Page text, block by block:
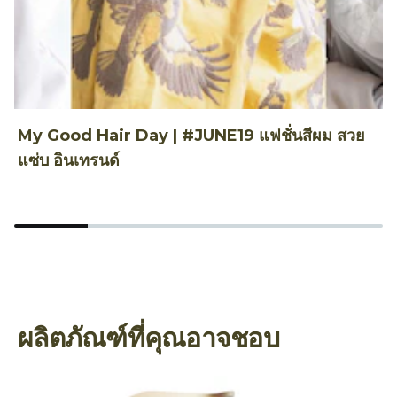
My Good Hair Day | #JUNE19 แฟชั่นสีผม สวย
แซ่บ อินเทรนด์
ผลิตภัณฑ์ที่คุณอาจชอบ